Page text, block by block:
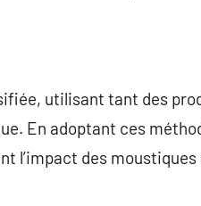
utilisant tant des
En adoptant ces
l’impact des moustiques